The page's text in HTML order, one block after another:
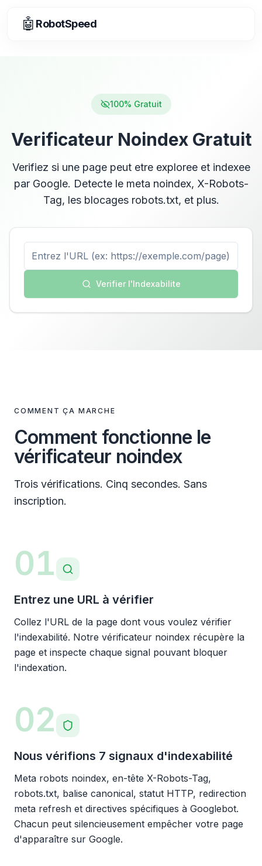
🤖 RobotSpeed
100% Gratuit
Verificateur Noindex Gratuit
Verifiez si une page peut etre exploree et indexee
par Google. Detecte le meta noindex, X-Robots-
Tag, les blocages robots.txt, et plus.
Verifier l'Indexabilite
COMMENT ÇA MARCHE
Comment fonctionne le
vérificateur noindex
Trois vérifications. Cinq secondes. Sans
inscription.
01
Entrez une URL à vérifier
Collez l'URL de la page dont vous voulez vérifier
l'indexabilité. Notre vérificateur noindex récupère la
page et inspecte chaque signal pouvant bloquer
l'indexation.
02
Nous vérifions 7 signaux d'indexabilité
Meta robots noindex, en-tête X-Robots-Tag,
robots.txt, balise canonical, statut HTTP, redirection
meta refresh et directives spécifiques à Googlebot.
Chacun peut silencieusement empêcher votre page
d'apparaître sur Google.